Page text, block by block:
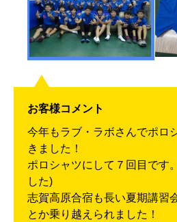
お客様コメント
今年もラブ・ラボさんでポロ
きました！
ポロシャツにして７回目です
した)
志賀高原合宿も長い夏期講習
とか乗り越えられました！